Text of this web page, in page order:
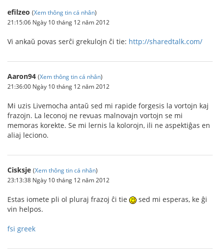
efilzeo (Xem thông tin cá nhân)
21:15:06 Ngày 10 tháng 12 năm 2012
Vi ankaŭ povas serĉi grekulojn ĉi tie: http://sharedtalk.com/
Aaron94 (Xem thông tin cá nhân)
21:36:00 Ngày 10 tháng 12 năm 2012
Mi uzis Livemocha antaŭ sed mi rapide forgesis la vortojn kaj
frazojn. La leconoj ne revuas malnovajn vortojn se mi
memoras korekte. Se mi lernis la kolorojn, ili ne aspektiĝas en
aliaj leciono.
Cisksje (Xem thông tin cá nhân)
23:13:38 Ngày 10 tháng 12 năm 2012
Estas iomete pli ol pluraj frazoj ĉi tie
sed mi esperas, ke ĝi
vin helpos.
fsi greek